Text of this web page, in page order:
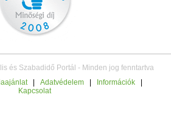
és Szabadidő Portál - Minden jog fenntartva
Adatvédelem Információk
Kapcsolat